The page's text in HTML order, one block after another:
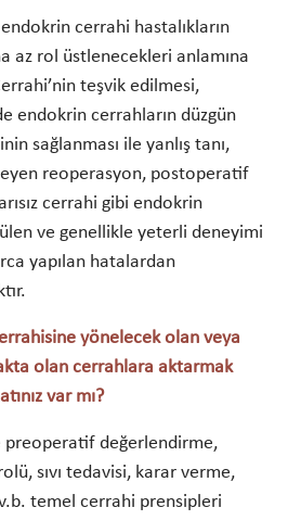
cerrahi hastalıkların
az rol üstlenecekleri anlamına
teşvik edilmesi,
endokrin cerrahların düzgün
sağlanması ile yanlış tanı,
reoperasyon, postoperatif
cerrahi gibi endokrin
ve genellikle yeterli deneyimi
yapılan hatalardan
yönelecek olan veya
olan cerrahlara aktarmak
var mı?
değerlendirme,
sıvı tedavisi, karar verme,
temel cerrahi prensipleri